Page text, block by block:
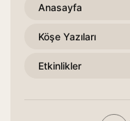
Anasayfa
Köşe Yazıları
Etkinlikler